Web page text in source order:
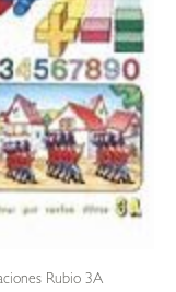
Rubio 3A